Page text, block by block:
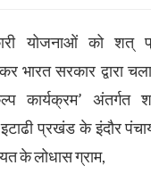
योजनाओं को शत्
भारत सरकार द्वारा
कार्यक्रम’ अंतर्गत
प्रखंड के इंदौर
के लोधास ग्राम,